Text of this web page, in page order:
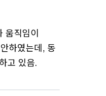
직임이
하였는데, 동
고 있음.